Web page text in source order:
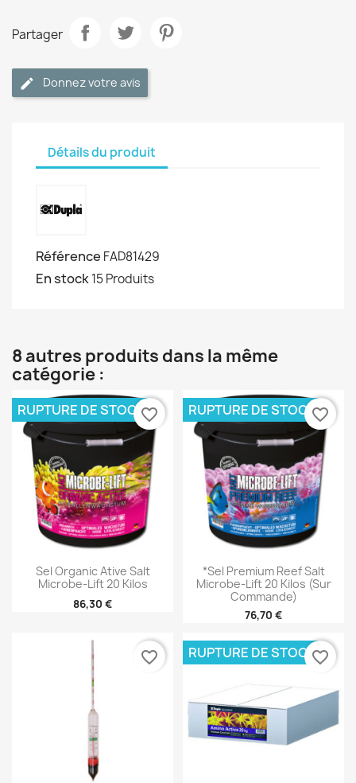
Partager
Donnez votre avis
Détails du produit
Référence FAD81429
En stock15 Produits
8 autres produits dans la même
catégorie :
Sel Organic Ative Salt
Microbe-Lift 20 Kilos
86,30 €
RUPTURE DE STOCKfavorite_border
*Sel Premium Reef Salt
Microbe-Lift 20 Kilos (sur
Commande)
76,70 €
RUPTURE DE STOCKfavorite_border
favorite_border RUPTURE DE STOCKfavorite_border